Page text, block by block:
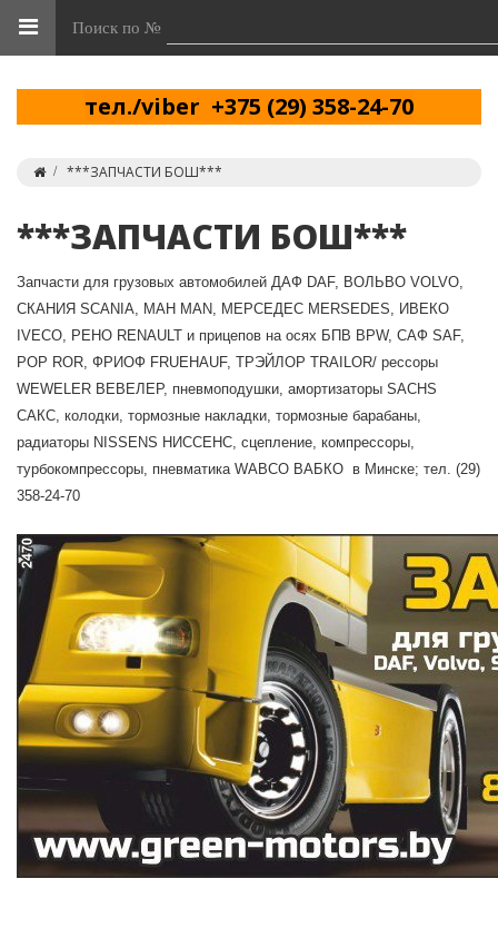
Поиск по №
тел./viber +375 (29) 358-24-70
***ЗАПЧАСТИ БОШ***
***ЗАПЧАСТИ БОШ***
Запчасти для грузовых автомобилей ДАФ DAF, ВОЛЬВО VOLVO,
СКАНИЯ SCANIA, МАН MAN, МЕРСЕДЕС MERSEDES, ИВЕКО
IVECO, РЕНО RENAULT и прицепов на осях БПВ BPW, CАФ SAF,
РОР ROR, ФРИОФ FRUEHAUF, ТРЭЙЛОР TRAILOR/ рессоры
WEWELER ВЕВЕЛЕР, пневмоподушки, амортизаторы SACHS
САКС, колодки, тормозные накладки, тормозные барабаны,
радиаторы NISSENS НИССЕНС, сцепление, компрессоры,
турбокомпрессоры, пневматика WABCO ВАБКО в Минске; тел. (29)
358-24-70